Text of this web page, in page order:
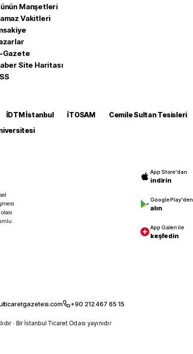
Manşetleri
Vakitleri
Gazete
Site Haritası
İDTM İstanbul İTOSAM Cemile Sultan Tesisleri
App Store'dan
indirin
Google Play'den
alın
App Galeri ile
keşfedin
+90 212 467 65 15
· Bir İstanbul Ticaret Odası yayınıdır